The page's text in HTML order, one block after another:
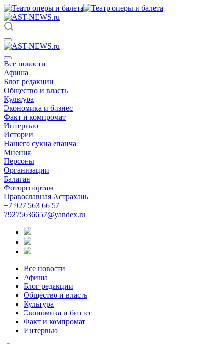
Все новости
Афиша
Блог редакции
Общество и власть
Культура
Экономика и бизнес
Факт и компромат
Интервью
Истории
Нашего сукна епанча
Мнения
Персоны
Организации
Балаган
Фоторепортаж
Православная Астрахань
+7 927 563 66 57
79275636657@yandex.ru
Все новости
Афиша
Блог редакции
Общество и власть
Культура
Экономика и бизнес
Факт и компромат
Интервью